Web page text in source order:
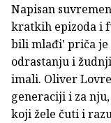
Napisan
kratkih epizoda i
bili mlađi' priča
odrastanju i
imali. Oliver
generaciji i za
koji žele čuti i